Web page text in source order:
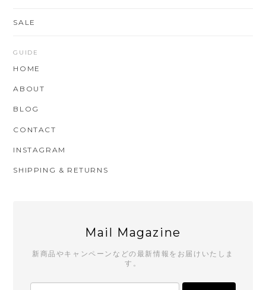
SALE
GUIDE
HOME
ABOUT
BLOG
CONTACT
INSTAGRAM
SHIPPING & RETURNS
Mail Magazine
新商品やキャンペーンなどの最新情報をお届けいたしま
す。